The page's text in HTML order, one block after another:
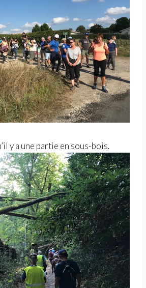
y a une partie en sous-bois.